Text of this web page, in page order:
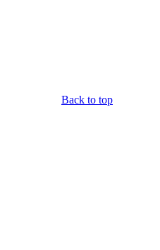
Back to top